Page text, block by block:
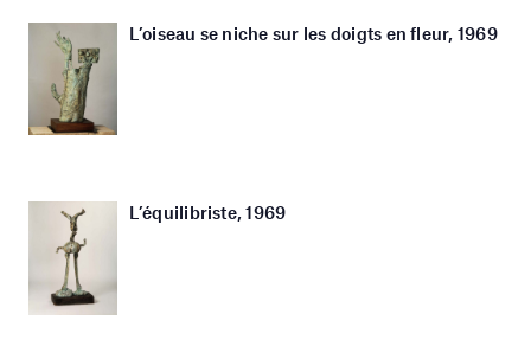
L’oiseau se niche sur les doigts en fleur, 1969
L’équilibriste, 1969